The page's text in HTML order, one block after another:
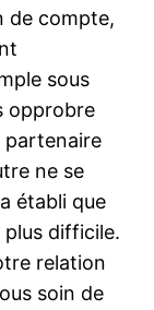
de compte,
sous
opprobre
partenaire
ne se
établi que
difficile.
relation
soin de